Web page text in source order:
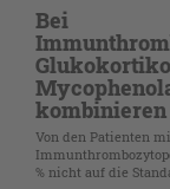
Bei
kombinieren
Von den Patienten
% nicht auf die